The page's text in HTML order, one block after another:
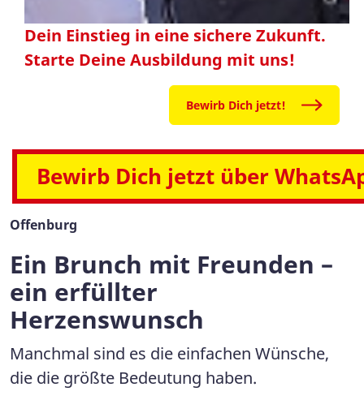
Dein Einstieg in eine sichere Zukunft.
Starte Deine Ausbildung mit uns!
Bewirb Dich jetzt!
Bewirb Dich jetzt über
Offenburg
Ein Brunch mit Freunden –
ein erfüllter
Herzenswunsch
Manchmal sind es die einfachen Wünsche,
die die größte Bedeutung haben.